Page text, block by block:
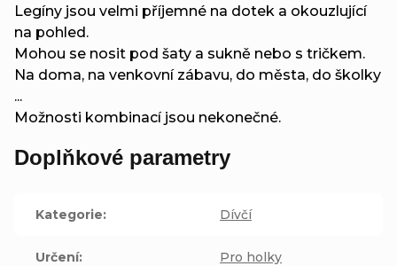
Legíny jsou velmi příjemné na dotek a okouzlující
na pohled.
Mohou se nosit pod šaty a sukně nebo s tričkem.
Na doma, na venkovní zábavu, do města, do školky
...
Možnosti kombinací jsou nekonečné.
Doplňkové parametry
Kategorie: Dívčí
Určení: Pro holky